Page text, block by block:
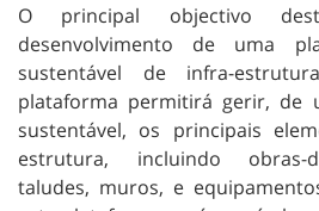
O principal objectivo
desenvolvimento de uma
sustentável de infra-
plataforma permitirá gerir, de
sustentável, os principais
estrutura, incluindo obras-
taludes, muros, e